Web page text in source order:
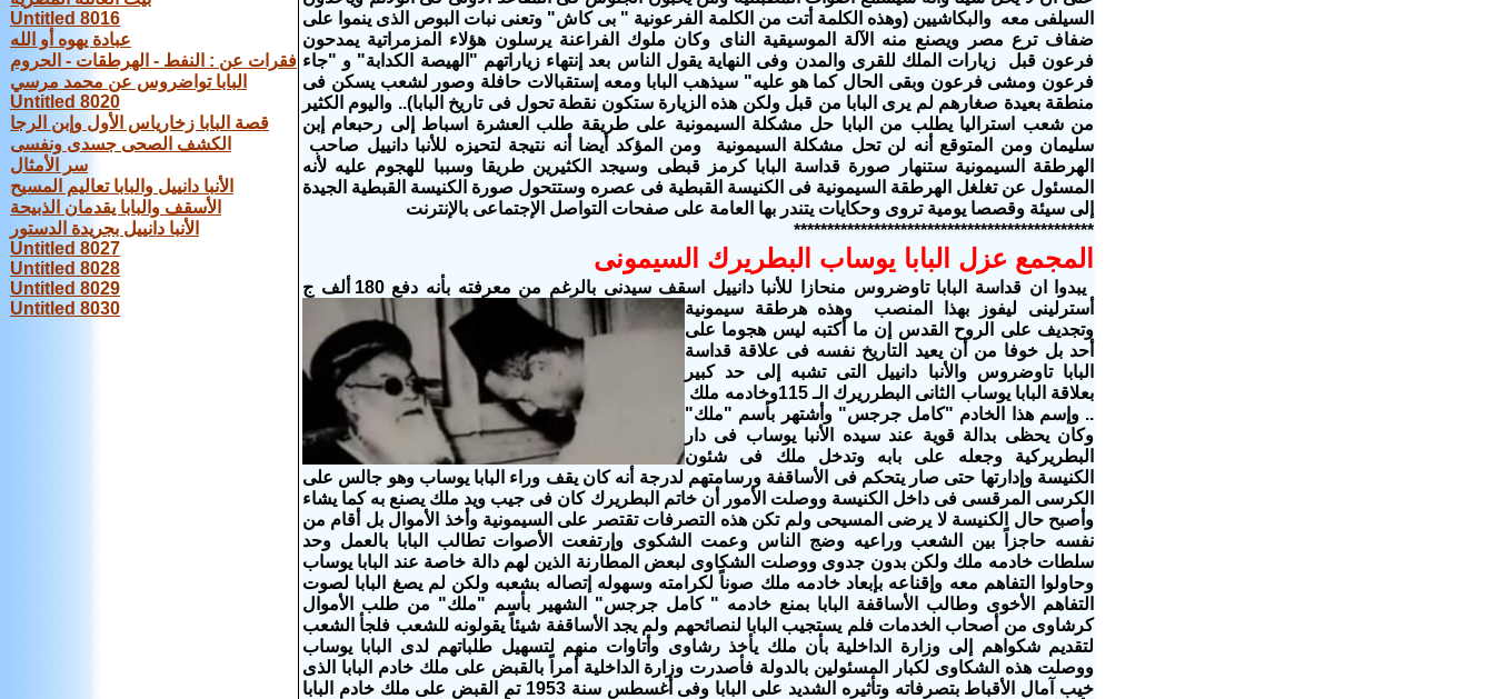
Untitled 8016
عبادة يهوه أو الله
فقرات عن : النفط - الهرطقات - الحروم
البابا تواضروس عن محمد مرسي
Untitled 8020
قصة البابا زخارياس الأول وإبن الرجا
الكشف الصحى جسدى ونفسى
سر الأمثال
الأنبا دانييل والبابا تعاليم المسيح
الأسقف والبابا يقدمان الذبيحة
الأنبا دانييل بجريدة الدستور
Untitled 8027
Untitled 8028
Untitled 8029
Untitled 8030
السيلفى معه والبكاشيين (وهذه الكلمة أتت من الكلمة الفرعونية " بى كاش" وتعنى نبات البوص الذى ينموا على
ضفاف ترع مصر ويصنع منه الآلة الموسيقية الناى وكان ملوك الفراعنة يرسلون هؤلاء المزمراتية يمدحون
فرعون قبل زيارات الملك للقرى والمدن وفى النهاية يقول الناس بعد إنتهاء زياراتهم "الهيصة الكدابة" و "جاء
فرعون ومشى فرعون وبقى الحال كما هو عليه" سيذهب البابا ومعه إستقبالات حافلة وصور لشعب يسكن فى
منطقة بعيدة صغارهم لم يرى البابا من قبل ولكن هذه الزيارة ستكون نقطة تحول فى تاريخ البابا).. واليوم الكثير
من شعب استراليا يطلب من البابا حل مشكلة السيمونية على طريقة طلب العشرة اسباط إلى رحبعام إبن
سليمان ومن المتوقع أنه لن تحل مشكلة السيمونية ومن المؤكد أيضا أنه نتيجة لتحيزه للأنبا دانييل صاحب
الهرطقة السيمونية ستنهار صورة قداسة البابا كرمز قبطى وسيجد الكثيرين طريقا وسببا للهجوم عليه لأنه
المسئول عن تغلغل الهرطقة السيمونية فى الكنيسة القبطية فى عصره وستتحول صورة الكنيسة القبطية الجيدة
إلى سيئة وقصصا يومية تروى وحكايات يتندر بها العامة على صفحات التواصل الإجتماعى بالإنترنت
*********************************************
المجمع عزل البابا يوساب البطريرك السيمونى
يبدوا ان قداسة البابا تاوضروس منحازا للأنبا دانييل اسقف سيدنى بالرغم من معرفته بأنه دفع 180 ألف ج
أسترلينى ليفوز بهذا المنصب وهذه هرطقة سيمونية
وتجديف على الروح القدس إن ما أكتبه ليس هجوما على
أحد بل خوفا من أن يعيد التاريخ نفسه فى علاقة قداسة
البابا تاوضروس والأنبا دانييل التى تشبه إلى حد كبير
بعلاقة البابا يوساب الثانى البطرريرك الـ 115وخادمه ملك
.. وإسم هذا الخادم "كامل جرجس" وأشتهر بأسم "ملك"
وكان يحظى بدالة قوية عند سيده الأنبا يوساب فى دار
البطريركية وجعله على بابه وتدخل ملك فى شئون
الكنيسة وإدارتها حتى صار يتحكم فى الأساقفة ورسامتهم لدرجة أنه كان يقف وراء البابا يوساب وهو جالس على
الكرسى المرقسى فى داخل الكنيسة ووصلت الأمور أن خاتم البطريرك كان فى جيب ويد ملك يصنع به كما يشاء
وأصبح حال الكنيسة لا يرضى المسيحىولم تكن هذه التصرفات تقتصر على السيمونية وأخذ الأموال بل أقام من
نفسه حاجزاً بين الشعب وراعيه وضج الناس وعمت الشكوى وإرتفعت الأصوات تطالب البابا بالعمل وحد
سلطات خادمه ملك ولكن بدون جدوى ووصلت الشكاوى لبعض المطارنة الذين لهم دالة خاصة عند البابا يوساب
وحاولوا التفاهم معه وإقناعه بإبعاد خادمه ملك صوناً لكرامته وسهوله إتصاله بشعبه ولكن لم يصغ البابا لصوت
التفاهم الأخوى وطالب الأساقفة البابا بمنع خادمه " كامل جرجس" الشهير بأسم "ملك" من طلب الأموال
كرشاوى من أصحاب الخدمات فلم يستجيب البابا لنصائحهم ولم يجد الأساقفة شيئاً يقولونه للشعب فلجأ الشعب
لتقديم شكواهم إلى وزارة الداخلية بأن ملك يأخذ رشاوى وأتاوات منهم لتسهيل طلباتهم لدى البابا يوساب
ووصلت هذه الشكاوى لكبار المسئولين بالدولة فأصدرت وزارة الداخلية أمراً بالقبض على ملك خادم البابا الذى
خيب آمال الأقباط بتصرفاته وتأثيره الشديد على البابا وفى أغسطس سنة 1953 تم القبض على ملك خادم البابا